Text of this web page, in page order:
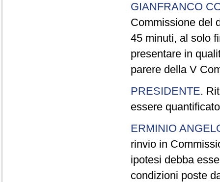
GIANFRANCO
Commissione del
45 minuti, al solo
presentare in
parere della V
PRESIDENTE.
essere
ERMINIO
rinvio in
ipotesi debba
condizioni poste